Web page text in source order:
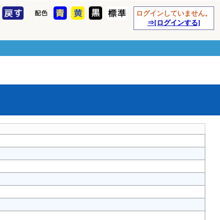
ログインしていません。
⇒[ログインする]